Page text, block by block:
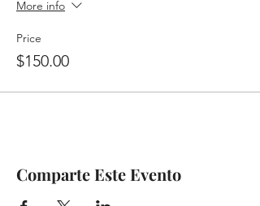
More info
Price
$150.00
Comparte Este Evento